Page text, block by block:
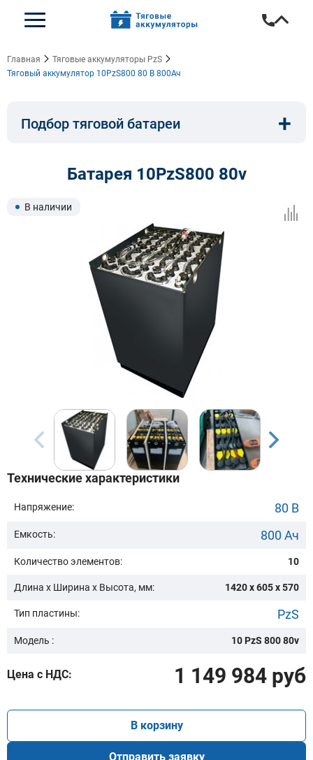
Главная
Тяговые аккумуляторы PzS
Тяговый аккумулятор 10PzS800 80 В 800Ач
Подбор тяговой батареи
Тип:
Высота, мм:
Модель:
Сначала выберите бренд
Очистить подбор
+
Батарея 10PzS800 80v
В наличии
Технические характеристики
Напряжение: 80 В
Емкость: 800 Ач
Количество элементов: 10
Длина х Ширина х Высота, мм: 1420 x 605 x 570
Тип пластины: PzS
Модель : 10 PzS 800 80v
Цена с НДС: 1 149 984 руб
В корзину
Отправить заявку